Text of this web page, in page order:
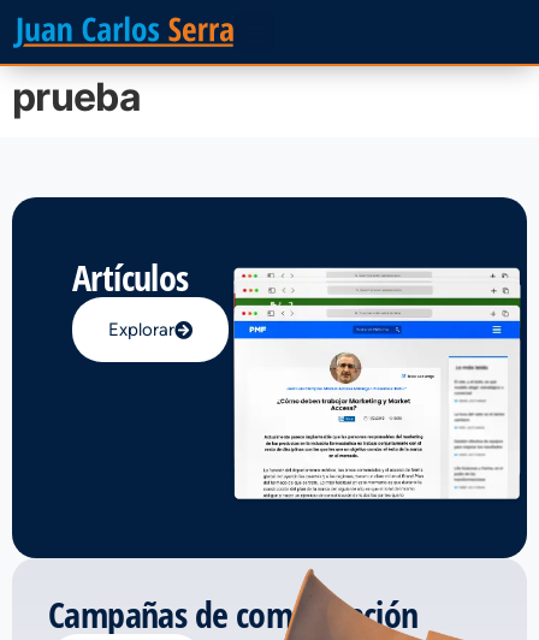
prueba
Artículos
Explorar
Campañas de comunicación